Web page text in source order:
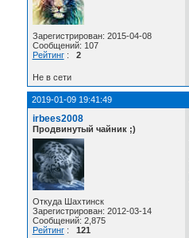
Зарегистрирован: 2015-04-08
Сообщений: 107
Рейтинг: 2
Не в сети
2019-01-09 19:41:49
irbees2008
Продвинутый чайник ;)
Откуда Шахтинск
Зарегистрирован: 2012-03-14
Сообщений: 2,875
Рейтинг: 121